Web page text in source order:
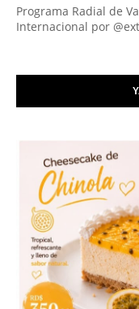
Programa Radial de
Internacional por